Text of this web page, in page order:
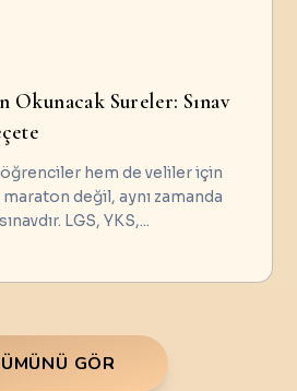
Okunacak Sureler: Sınav
hem de veliler için
değil, aynı zamanda
LGS, YKS,...
GÖR